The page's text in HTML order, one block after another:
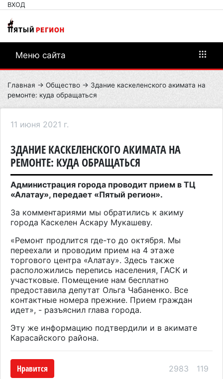
ВХОД
Меню сайта
Главная → Общество → Здание каскеленского акимата на
ремонте: куда обращаться
11 июня 2021 г.
ЗДАНИЕ КАСКЕЛЕНСКОГО АКИМАТА НА
РЕМОНТЕ: КУДА ОБРАЩАТЬСЯ
Администрация города проводит прием в ТЦ
«Алатау», передает «Пятый регион».
За комментариями мы обратились к акиму
города Каскелен Аскару Мукашеву.
«Ремонт продлится где-то до октября. Мы
переехали и проводим прием на 4 этаже
торгового центра «Алатау». Здесь также
расположились перепись населения, ГАСК и
участковые. Помещение нам бесплатно
предоставила депутат Ольга Чабаненко. Все
контактные номера прежние. Прием граждан
идет», - разъяснил глава города.
Эту же информацию подтвердили и в акимате
Карасайского района.
Нравится 2983 119